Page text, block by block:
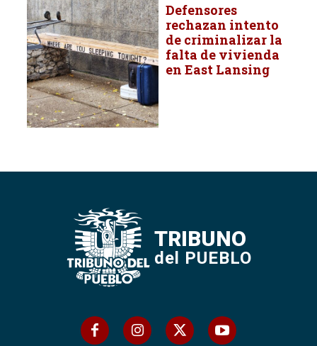
Defensores
rechazan intento
de criminalizar la
falta de vivienda
en East Lansing
TRIBUNO
del PUEBLO